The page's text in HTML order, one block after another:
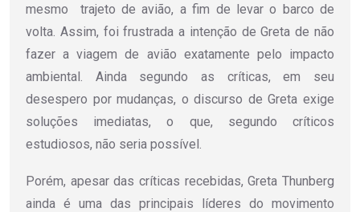
mesmo trajeto de avião, a fim de levar o barco de
volta. Assim, foi frustrada a intenção de Greta de não
fazer a viagem de avião exatamente pelo impacto
ambiental. Ainda segundo as críticas, em seu
desespero por mudanças, o discurso de Greta exige
soluções imediatas, o que, segundo críticos
estudiosos, não seria possível.
Porém, apesar das críticas recebidas, Greta Thunberg
ainda é uma das principais líderes do movimento